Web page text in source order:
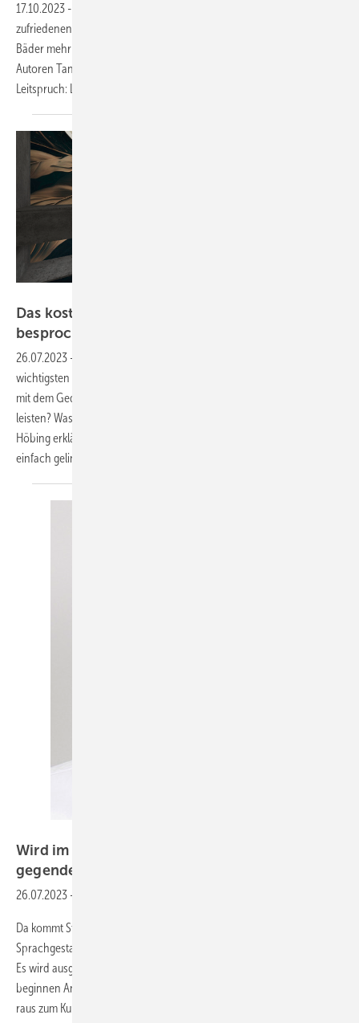
17.10.2023 -
zufriedenen Kunden. Im besten Fall aber werden keine langweiligen
Bäder mehr präsentiert und gebaut. Daran arbeiten die beiden
Autoren Tanja Maier-Römlein und André Höbing. Getreu ihrem
Leitspruch: Langweilig können andere
Das kosten Bäder und so wird’s mit Kunden
besprochen
26.07.2023 -
wichtigsten Fragen, die sich die meisten Endkunden stellen, sobald sie
mit dem Gedanken spielen, ein Bad zu renovieren. Was kann er sich
leisten? Was will er sich leisten? Tanja Maier-Römlein und André
Höbing erklären, wie das Vorgehen bei diesen sensiblen Fragen
einfach gelingt.
Wird im SH K-Handwerk ausreichend
gegendert?
26.07.2023 -
Da kommt Stimmung auf: Die Verfechter einer genderkonformen
Sprachgestaltung dürften ihre helle Freude haben am SHK-Handwerk.
Es wird ausgebildet zum/zur Anlagenmechaniker/-in SHK; nicht selten
beginnen Ansprachen mit „Geschätzte Kolleginnen und Kollegen“;
raus zum Kunden fährt